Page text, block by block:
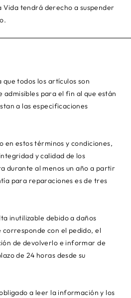
tendrá derecho a suspender
que todos los artículos son
admisibles para el fin al que están
a las especificaciones
en estos términos y condiciones,
y calidad de los
durante al menos un año a partir
para reparaciones es de tres
inutilizable debido a daños
corresponde con el pedido, el
de devolverlo e informar de
de 24 horas desde su
a leer la información y los